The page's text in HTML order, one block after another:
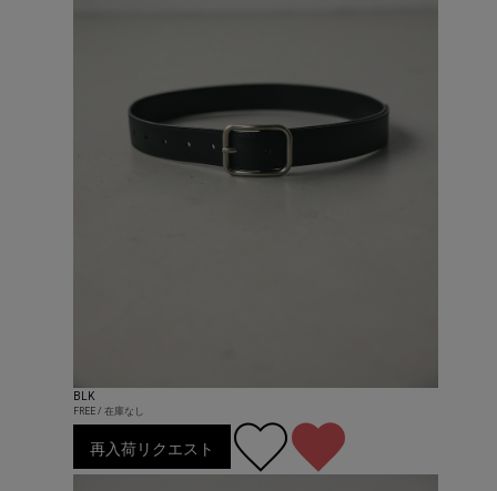
BLK
FREE / 在庫なし
再入荷リクエスト